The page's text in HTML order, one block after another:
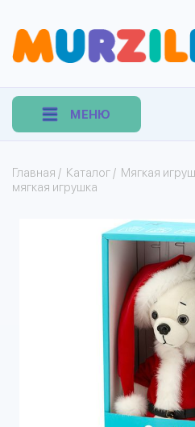
МЕНЮ
Главная / Каталог / Мягкая
мягкая игрушка